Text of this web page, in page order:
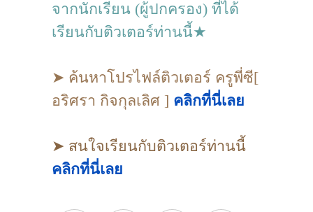
จากนักเรียน (ผู้ปกครอง) ที่ได้
เรียนกับติวเตอร์ท่านนี้★
➤ ค้นหาโปรไฟล์ติวเตอร์ ครูพี่ซี[
อริศรา กิจกุลเลิศ ] คลิกที่นี่เลย
➤ สนใจเรียนกับติวเตอร์ท่านนี้
คลิกที่นี่เลย